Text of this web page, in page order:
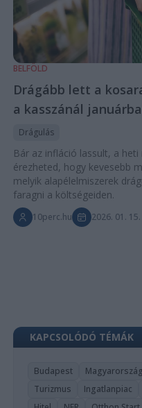
BELFÖLD
Drágább lett a
a kasszánál
Drágulás
Bár az infláció lassult, a
érezheted, hogy kevesebb
melyik alapélelmiszerek
faragni a költségeiden.
10perc.hu 2026. 01. 15.
KAPCSOLÓDÓ TÉMÁK
Budapest Magyarország
Turizmus
Ingatlanpiac